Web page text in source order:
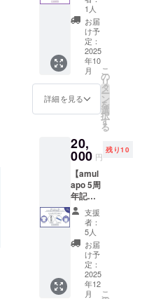
星空
舞） 内
容量：
42ｇ 原
材料：
うるち
米(鳥取
味付乾
燥具材
還元水
飴)/調味
料(アミ
ノ酸)、
トレハ
ロー
ス、ベ
ニコウ
ジ色
素、酸
化防止
剤(ビタ
ミン
E)、(一
たしま
す。
写真は
出来る
限り実
物の色
に近づ
けるよ
うにし
ており
ます
際の商
品との
異なる
場合が
ござい
ます。
10:00～
16:00
高尾の
森わく
わくビ
レッジ
★特
典：優
先体験
ファン
申込者
限定
グッズ
※その他
の開催
日程に
ついて
は、決
まり次
第メイ
ンペー
ジまた
は活動
別名
「星取
県」と
いわれ
ている
鳥取県
が誇る
満天の
星空
を、県
内随一
スポッ
トであ
る鳥取
砂丘か
ら観測
するツ
アーで
す。 ＜
イベン
ト詳細
（予
定）＞
場所：
鳥取砂
1人
お届
け予
定：
2025
年10
月
詳細を見る
こ
の
リ
タ
ー
ン
を
選
択
す
る
20,
000 円
残り10
【amul
apo 5周
年記念
グッズ
フル
セッ
ト】 設
立5周年
記念
グッズ
を含め
支援
者：
5人
お届
け予
定：
2025
年12
月
こ